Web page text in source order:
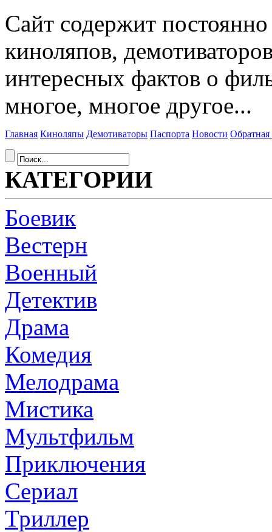
Сайт содержит
киноляпов,
интересных фактов о
многое, многое другое...
Главная Киноляпы Демотиваторы Паспорта Новости Обратная
КАТЕГОРИИ
Боевик
Вестерн
Военный
Детектив
Драма
Комедия
Мелодрама
Мистика
Мультфильм
Приключения
Сериал
Триллер